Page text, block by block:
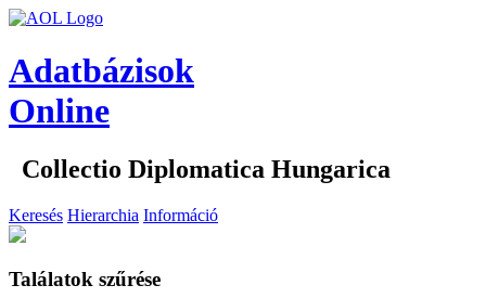
Adatbázisok
Online
Collectio Diplomatica Hungarica
Keresés Hierarchia Információ
Találatok szűrése